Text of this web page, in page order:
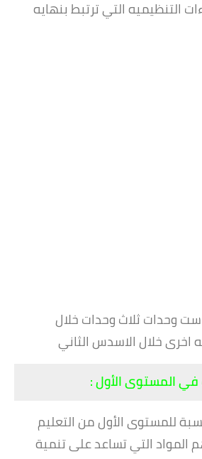
التنظيميه التي ترتبط بنهايه
ست وحدات ثلاث وحدات خلال
اخرى خلال الاسدس الثاني
في المستوى الأول :
للمستوى الأول من التعليم
المواد التي تساعد على تنمية